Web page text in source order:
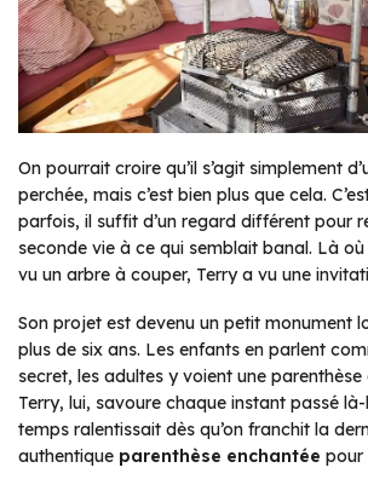
On pourrait croire qu’il s’agit simplement
perchée, mais c’est bien plus que cela.
parfois, il suffit d’un regard différent pour
seconde vie à ce qui semblait banal. Là où
vu un arbre à couper, Terry a vu une
Son projet est devenu un petit monument
plus de six ans. Les enfants en parlent
secret, les adultes y voient une
Terry, lui, savoure chaque instant passé
temps ralentissait dès qu’on franchit la
authentique parenthèse enchantée pour